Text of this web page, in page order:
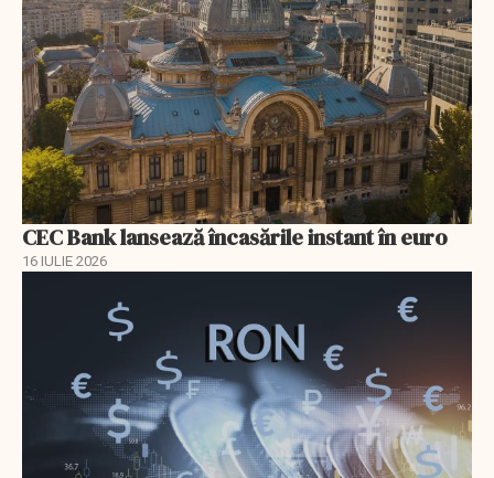
CEC Bank lansează încasările instant în euro
16 IULIE 2026